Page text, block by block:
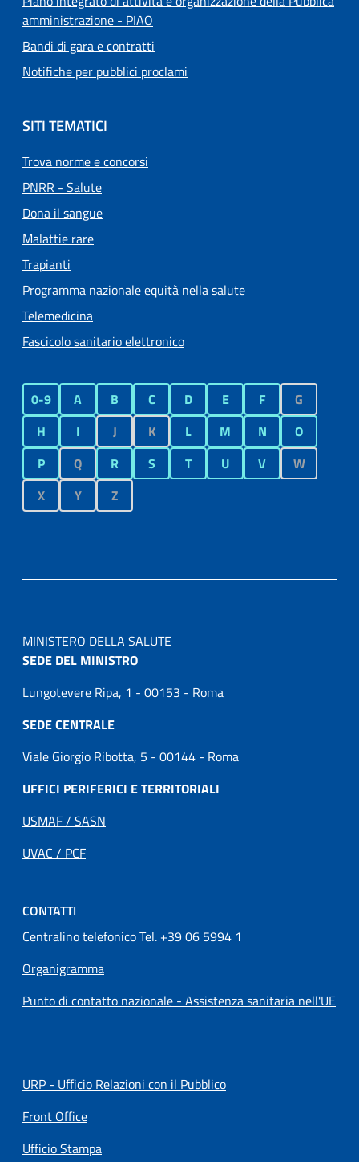
amministrazione - PIAO
Bandi di gara e contratti
Notifiche per pubblici proclami
SITI TEMATICI
Trova norme e concorsi
PNRR - Salute
Dona il sangue
Malattie rare
Trapianti
Programma nazionale equità nella salute
Telemedicina
Fascicolo sanitario elettronico
0-9 A B C D E F
G
H
I J K L M N
O
P
Q R S T U V
W
X
Y Z
MINISTERO DELLA SALUTE
SEDE DEL MINISTRO
Lungotevere Ripa, 1 - 00153 - Roma
SEDE CENTRALE
Viale Giorgio Ribotta, 5 - 00144 - Roma
UFFICI PERIFERICI E TERRITORIALI
USMAF / SASN
UVAC / PCF
CONTATTI
Centralino telefonico Tel. +39 06 5994 1
Organigramma
Punto di contatto nazionale - Assistenza sanitaria nell'UE
URP - Ufficio Relazioni con il Pubblico
Front Office
Ufficio Stampa